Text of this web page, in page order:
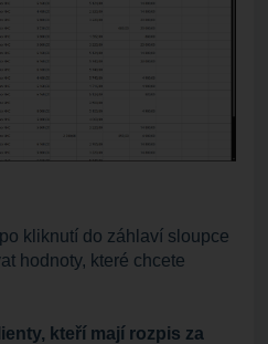
kliknutí do záhlaví sloupce
hodnoty, které chcete
kteří mají rozpis za